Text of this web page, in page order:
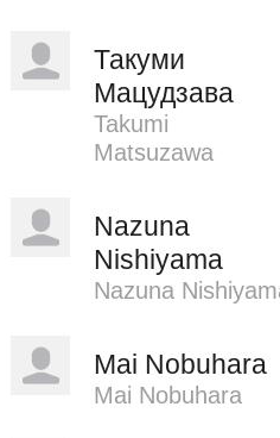
Такуми
Мацудзава
Takumi
Matsuzawa
Nazuna
Nishiyama
Nazuna
Mai Nobuhara
Mai Nobuhara